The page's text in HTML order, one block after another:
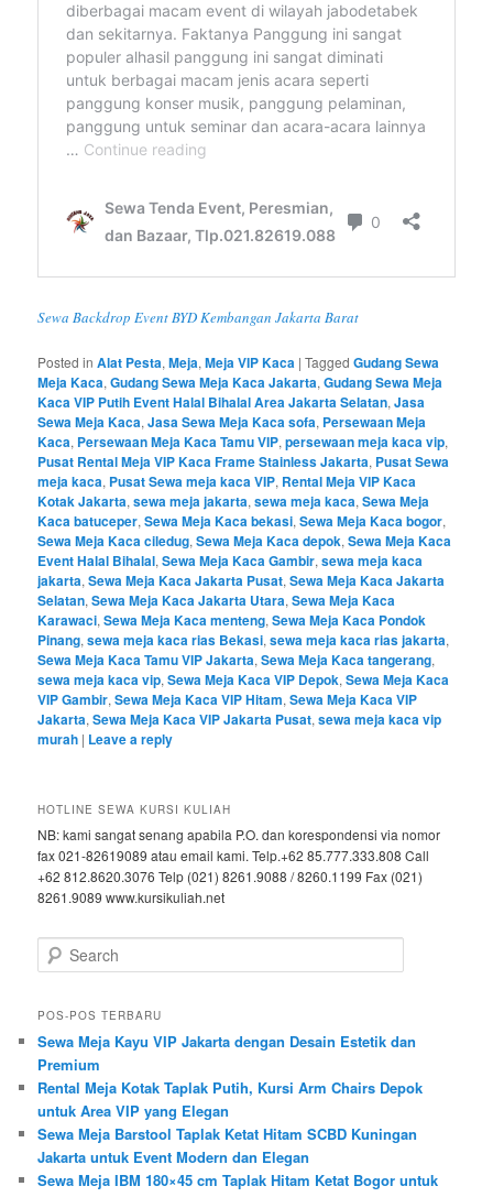
Sewa Backdrop Event BYD Kembangan Jakarta Barat
Posted in Alat Pesta,Meja,Meja VIP Kaca |Tagged Gudang Sewa
Meja Kaca,Gudang Sewa Meja Kaca Jakarta,Gudang Sewa Meja
Kaca VIP Putih Event Halal Bihalal Area Jakarta Selatan,Jasa
Sewa Meja Kaca,Jasa Sewa Meja Kaca sofa, Persewaan Meja
Kaca, Persewaan Meja Kaca Tamu VIP,persewaan meja kaca vip,
Pusat Rental Meja VIP Kaca Frame Stainless Jakarta, Pusat Sewa
meja kaca, Pusat Sewa meja kaca VIP, Rental Meja VIP Kaca
Kotak Jakarta,sewa meja jakarta,sewa meja kaca,Sewa Meja
Kaca batuceper,Sewa Meja Kaca bekasi,Sewa Meja Kaca bogor,
Sewa Meja Kaca ciledug,Sewa Meja Kaca depok,Sewa Meja Kaca
Event Halal Bihalal,Sewa Meja Kaca Gambir,sewa meja kaca
jakarta,Sewa Meja Kaca Jakarta Pusat,Sewa Meja Kaca Jakarta
Selatan,Sewa Meja Kaca Jakarta Utara,Sewa Meja Kaca
Karawaci,Sewa Meja Kaca menteng,Sewa Meja Kaca Pondok
Pinang,sewa meja kaca rias Bekasi,sewa meja kaca rias jakarta,
Sewa Meja Kaca Tamu VIP Jakarta,Sewa Meja Kaca tangerang,
sewa meja kaca vip,Sewa Meja Kaca VIP Depok,Sewa Meja Kaca
VIP Gambir,Sewa Meja Kaca VIP Hitam,Sewa Meja Kaca VIP
Jakarta,Sewa Meja Kaca VIP Jakarta Pusat,sewa meja kaca vip
murah | Leave a reply
HOTLINE SEWA KURSI KULIAH
NB: kami sangat senang apabila P.O. dan korespondensi via nomor
fax 021-82619089 atau email kami. Telp.+62 85.777.333.808 Call
+62 812.8620.3076 Telp (021) 8261.9088 / 8260.1199 Fax (021)
8261.9089 www.kursikuliah.net
Search
POS-POS TERBARU
Sewa Meja Kayu VIP Jakarta dengan Desain Estetik dan
Premium
Rental Meja Kotak Taplak Putih, Kursi Arm Chairs Depok
untuk Area VIP yang Elegan
Sewa Meja Barstool Taplak Ketat Hitam SCBD Kuningan
Jakarta untuk Event Modern dan Elegan
Sewa Meja IBM 180×45 cm Taplak Hitam Ketat Bogor untuk